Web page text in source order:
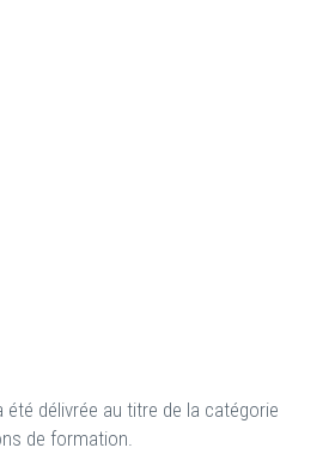
délivrée au titre de la catégorie
de formation.